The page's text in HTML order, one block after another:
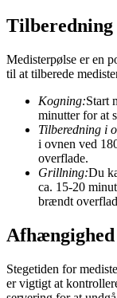
Tilberedning
Medisterpølse er en
til at tilberede
Kogning:Start
minutter for at
Tilberedning i
i ovnen ved
overflade.
Grillning:Du
ca. 15-20
brændt
Afhængighed
Stegetiden for
er vigtigt at